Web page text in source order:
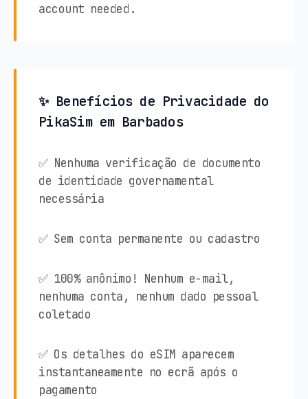
account needed.
✨ Benefícios de Privacidade do
PikaSim em Barbados
✅ Nenhuma verificação de documento
de identidade governamental
necessária
✅ Sem conta permanente ou cadastro
✅ 100% anônimo! Nenhum e-mail,
nenhuma conta, nenhum dado pessoal
coletado
✅ Os detalhes do eSIM aparecem
instantaneamente no ecrã após o
pagamento